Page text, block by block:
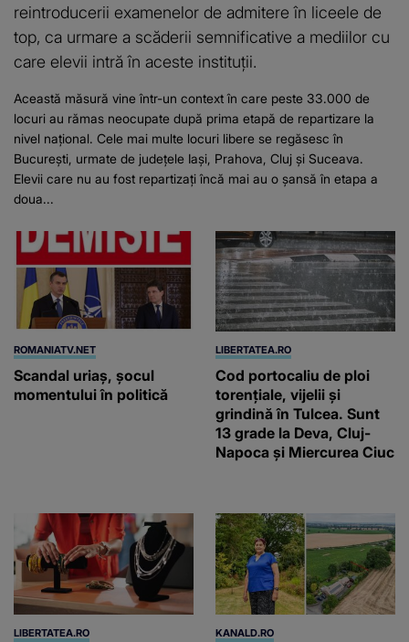
reintroducerii examenelor de admitere în liceele de
top, ca urmare a scăderii semnificative a mediilor cu
care elevii intră în aceste instituții.
Această măsură vine într-un context în care peste 33.000 de
locuri au rămas neocupate după prima etapă de repartizare la
nivel național. Cele mai multe locuri libere se regăsesc în
București, urmate de județele Iași, Prahova, Cluj și Suceava.
Elevii care nu au fost repartizați încă mai au o șansă în etapa a
doua...
ROMANIATV.NET
Scandal uriaş, şocul
momentului în politică
LIBERTATEA.RO
Cod portocaliu de ploi
torențiale, vijelii și
grindină în Tulcea. Sunt
13 grade la Deva, Cluj-
Napoca și Miercurea Ciuc
LIBERTATEA.RO KANALD.RO